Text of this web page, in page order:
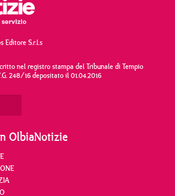
Editore S.r.l.s
nel registro stampa del Tribunale di Tempio
248/16 depositato il 01.04.2016
OlbiaNotizie